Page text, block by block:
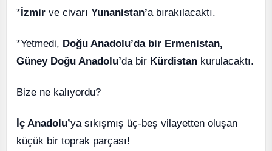
*İzmir ve civarı Yunanistan’a bırakılacaktı.
*Yetmedi, Doğu Anadolu’da bir Ermenistan,
Güney Doğu Anadolu’da bir Kürdistan kurulacaktı.
Bize ne kalıyordu?
İç Anadolu’ya sıkışmış üç-beş vilayetten oluşan
küçük bir toprak parçası!